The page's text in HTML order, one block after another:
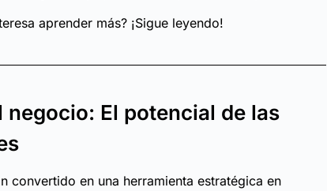
aprender más? ¡Sigue leyendo!
negocio: El potencial de las
convertido en una herramienta estratégica en